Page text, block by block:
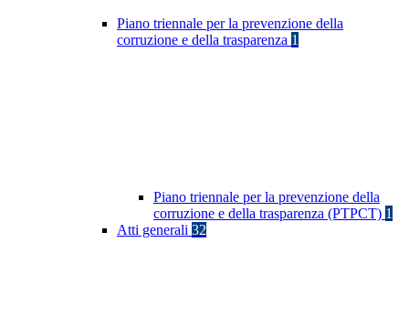
Piano triennale per la prevenzione della
corruzione e della trasparenza 1
Piano triennale per la prevenzione della
corruzione e della trasparenza (PTPCT) 1
Atti generali 32